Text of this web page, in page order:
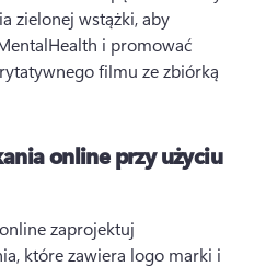
zielonej wstążki, aby
i promować
filmu ze zbiórką
online przy użyciu
zaprojektuj
które zawiera logo marki i